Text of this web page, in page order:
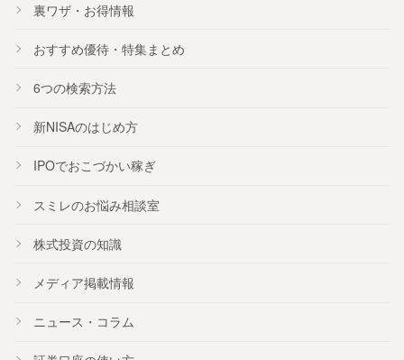
裏ワザ・お得情報
おすすめ優待・ 特集まとめ
6つの検索方法
新NISAのはじめ方
IPOでおこづかい稼ぎ
スミレのお悩み相談室
株式投資の知識
メディア掲載情報
ニュース・コラム